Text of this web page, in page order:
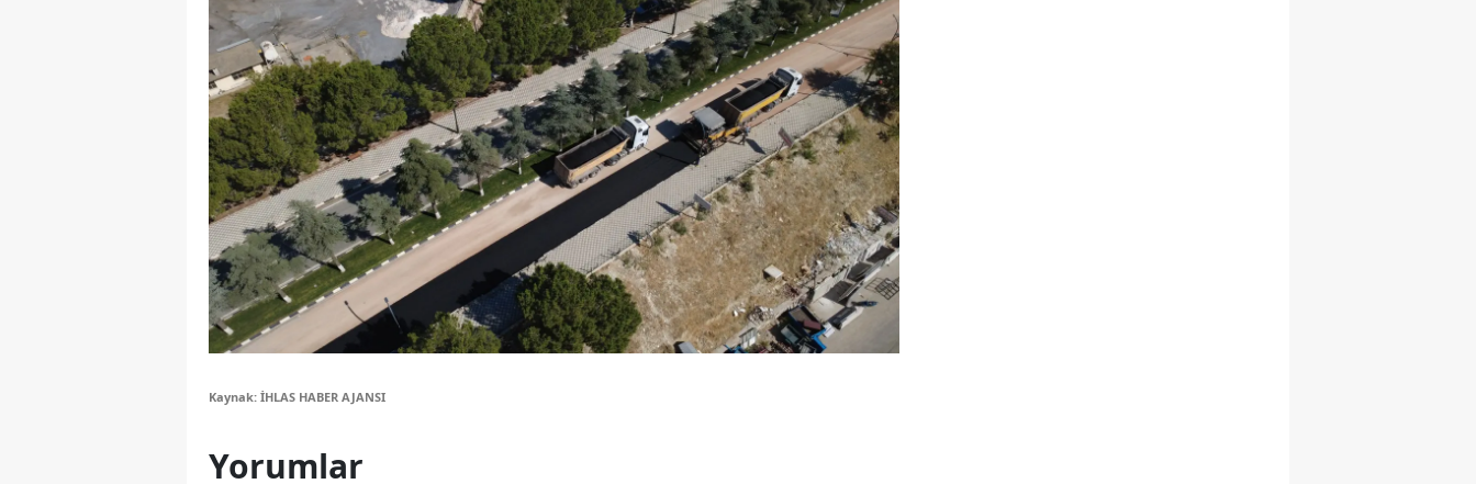
Samsun
Siirt
Sinop
Sivas
Tekirdağ
Tokat
Trabzon
Tunceli
Kaynak: İHLAS HABER AJANSI
Yorumlar